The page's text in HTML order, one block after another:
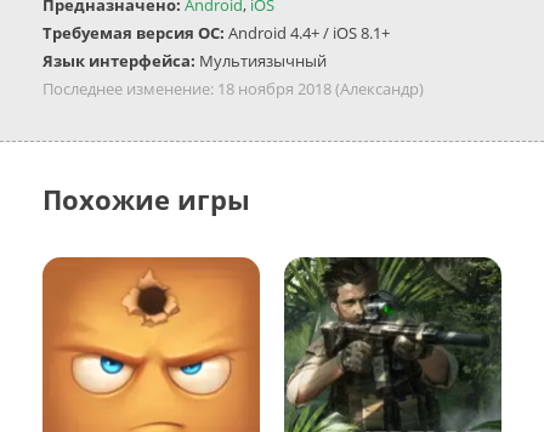
Предназначено: Android, iOS
Требуемая версия ОС: Android 4.4+ / iOS 8.1+
Язык интерфейса: Мультиязычный
Последнее изменение: 18 ноября 2018(Александр)
Похожие игры